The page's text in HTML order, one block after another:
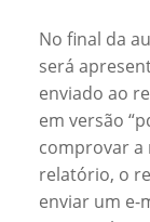
No final da
será
enviado ao
em versão
comprovar a
relatório, o
enviar um e-